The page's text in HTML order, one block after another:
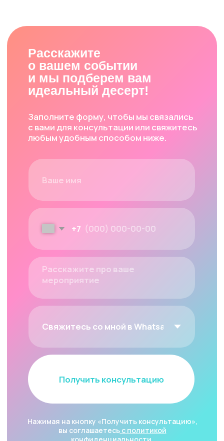
Какой минимальный вес торта можно
заказать?
заказать?
Какой минимальный вес торта можно
заказать?
Какой минимальный вес торта можно
заказать?
Какой минимальный вес торта можно
заказать?